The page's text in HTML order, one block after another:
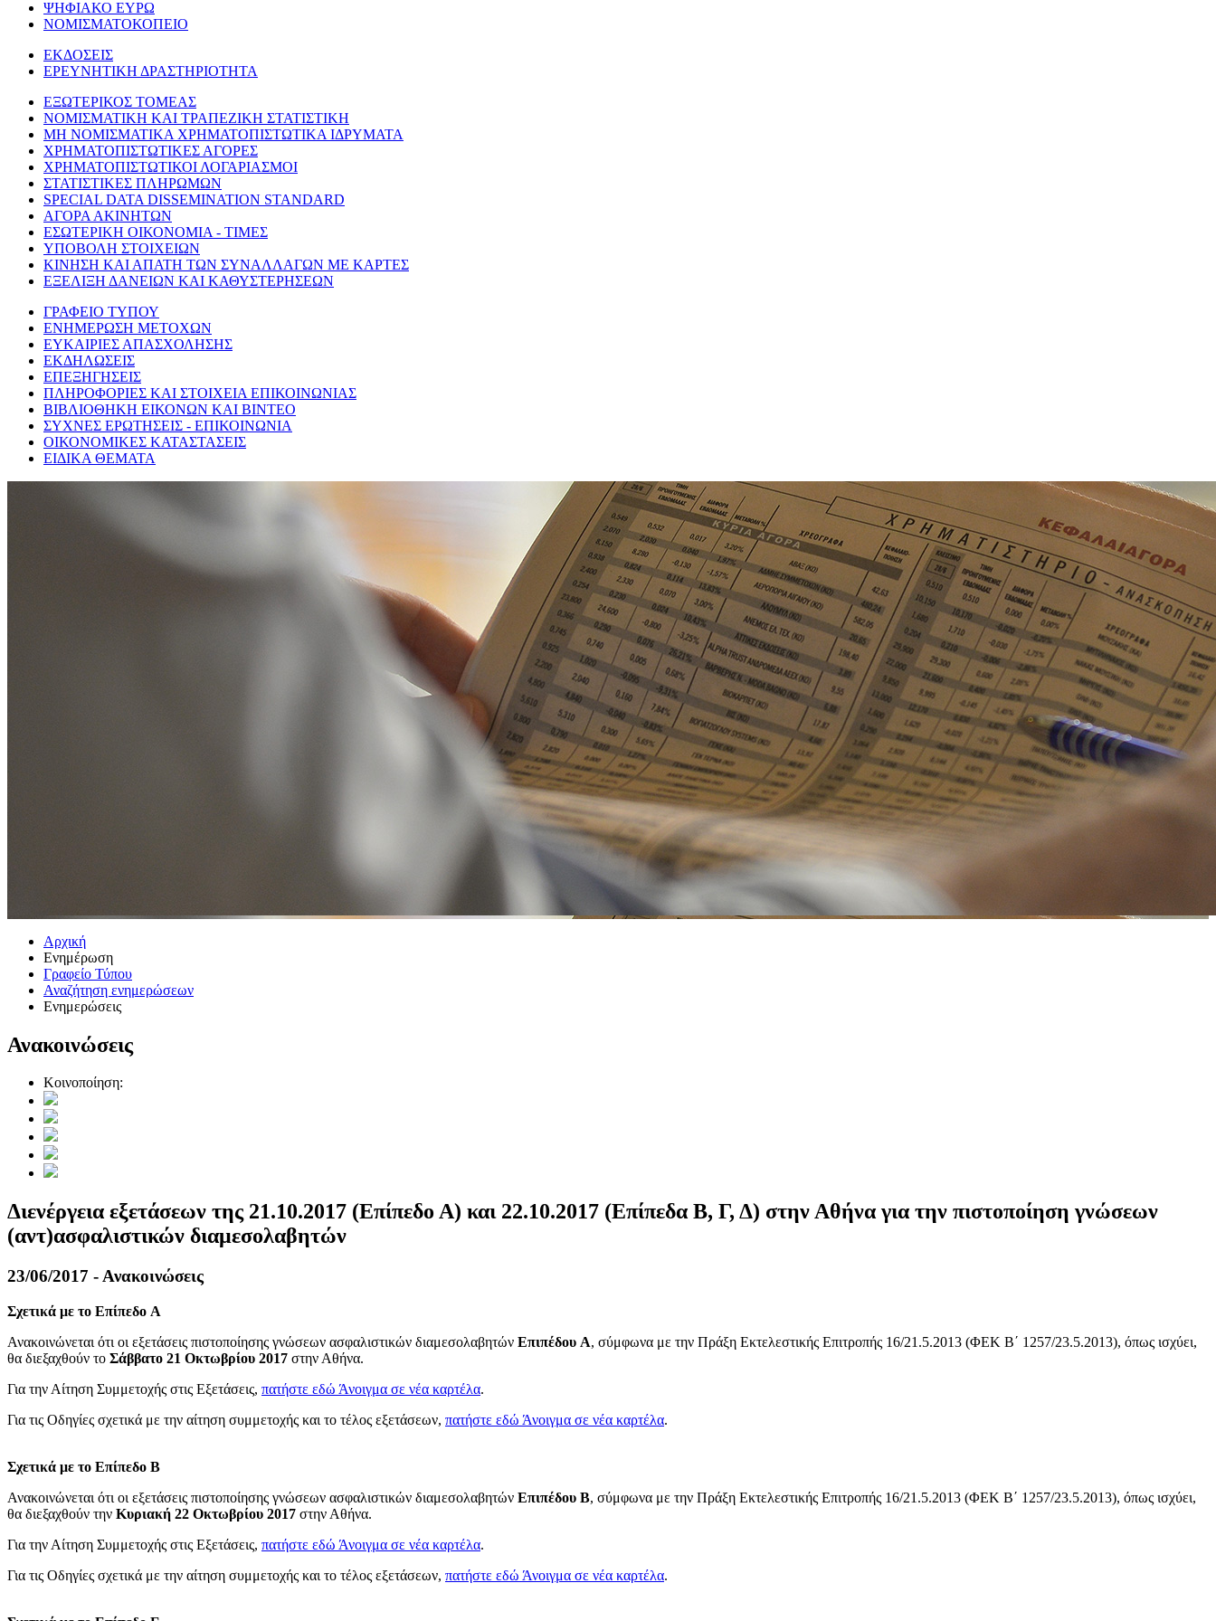
ΨΗΦΙΑΚΟ ΕΥΡΩ
ΝΟΜΙΣΜΑΤΟΚΟΠΕΙΟ
ΕΚΔΟΣΕΙΣ
ΕΡΕΥΝΗΤΙΚΗ ΔΡΑΣΤΗΡΙΟΤΗΤΑ
ΕΞΩΤΕΡΙΚΟΣ ΤΟΜΕΑΣ
ΝΟΜΙΣΜΑΤΙΚΗ ΚΑΙ ΤΡΑΠΕΖΙΚΗ ΣΤΑΤΙΣΤΙΚΗ
ΜΗ ΝΟΜΙΣΜΑΤΙΚΑ ΧΡΗΜΑΤΟΠΙΣΤΩΤΙΚΑ ΙΔΡΥΜΑΤΑ
ΧΡΗΜΑΤΟΠΙΣΤΩΤΙΚΕΣ ΑΓΟΡΕΣ
ΧΡΗΜΑΤΟΠΙΣΤΩΤΙΚΟΙ ΛΟΓΑΡΙΑΣΜΟΙ
ΣΤΑΤΙΣΤΙΚΕΣ ΠΛΗΡΩΜΩΝ
SPECIAL DATA DISSEMINATION STANDARD
ΑΓΟΡΑ ΑΚΙΝΗΤΩΝ
ΕΣΩΤΕΡΙΚΗ ΟΙΚΟΝΟΜΙΑ - ΤΙΜΕΣ
ΥΠΟΒΟΛΗ ΣΤΟΙΧΕΙΩΝ
ΚΙΝΗΣΗ ΚΑΙ ΑΠΑΤΗ ΤΩΝ ΣΥΝΑΛΛΑΓΩΝ ΜΕ ΚΑΡΤΕΣ
ΕΞΕΛΙΞΗ ΔΑΝΕΙΩΝ ΚΑΙ ΚΑΘΥΣΤΕΡΗΣΕΩΝ
ΓΡΑΦΕΙΟ ΤΥΠΟΥ
ΕΝΗΜΕΡΩΣΗ ΜΕΤΟΧΩΝ
ΕΥΚΑΙΡΙΕΣ ΑΠΑΣΧΟΛΗΣΗΣ
ΕΚΔΗΛΩΣΕΙΣ
ΕΠΕΞΗΓΗΣΕΙΣ
ΠΛΗΡΟΦΟΡΙΕΣ ΚΑΙ ΣΤΟΙΧΕΙΑ ΕΠΙΚΟΙΝΩΝΙΑΣ
ΒΙΒΛΙΟΘΗΚΗ ΕΙΚΟΝΩΝ ΚΑΙ ΒΙΝΤΕΟ
ΣΥΧΝΕΣ ΕΡΩΤΗΣΕΙΣ - ΕΠΙΚΟΙΝΩΝΙΑ
ΟΙΚΟΝΟΜΙΚΕΣ ΚΑΤΑΣΤΑΣΕΙΣ
ΕΙΔΙΚΑ ΘΕΜΑΤΑ
Αρχική
Ενημέρωση
Γραφείο Τύπου
Αναζήτηση ενημερώσεων
Ενημερώσεις
Ανακοινώσεις
Κοινοποίηση:
Διενέργεια εξετάσεων της 21.10.2017 (Επίπεδο Α) και 22.10.2017 (Επίπεδα Β, Γ, Δ) στην Αθήνα για την πιστοποίηση γνώσεων
(αντ)ασφαλιστικών διαμεσολαβητών
23/06/2017 - Ανακοινώσεις
Σχετικά με το Επίπεδο A
Ανακοινώνεται ότι οι εξετάσεις πιστοποίησης γνώσεων ασφαλιστικών διαμεσολαβητών Επιπέδου A, σύμφωνα με την Πράξη Εκτελεστικής Επιτροπής 16/21.5.2013 (ΦΕΚ Β΄ 1257/23.5.2013), όπως ισχύει,
θα διεξαχθούν το Σάββατο 21 Οκτωβρίου 2017 στην Αθήνα.
Για την Αίτηση Συμμετοχής στις Εξετάσεις, πατήστε εδώ Άνοιγμα σε νέα καρτέλα.
Για τις Οδηγίες σχετικά με την αίτηση συμμετοχής και το τέλος εξετάσεων, πατήστε εδώ Άνοιγμα σε νέα καρτέλα.
Σχετικά με το Επίπεδο Β
Ανακοινώνεται ότι οι εξετάσεις πιστοποίησης γνώσεων ασφαλιστικών διαμεσολαβητών Επιπέδου Β, σύμφωνα με την Πράξη Εκτελεστικής Επιτροπής 16/21.5.2013 (ΦΕΚ Β΄ 1257/23.5.2013), όπως ισχύει,
θα διεξαχθούν την Κυριακή 22 Οκτωβρίου 2017 στην Αθήνα.
Για την Αίτηση Συμμετοχής στις Εξετάσεις, πατήστε εδώ Άνοιγμα σε νέα καρτέλα.
Για τις Οδηγίες σχετικά με την αίτηση συμμετοχής και το τέλος εξετάσεων, πατήστε εδώ Άνοιγμα σε νέα καρτέλα.